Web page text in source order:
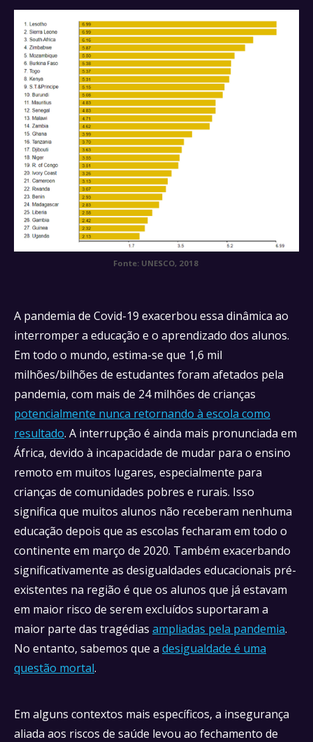
Fonte: UNESCO, 2018
A pandemia de Covid-19 exacerbou essa dinâmica ao
interromper a educação e o aprendizado dos alunos.
Em todo o mundo, estima-se que 1,6 mil
milhões/bilhões de estudantes foram afetados pela
pandemia, com mais de 24 milhões de crianças
potencialmente nunca retornando à escola como
resultado. A interrupção é ainda mais pronunciada em
África, devido à incapacidade de mudar para o ensino
remoto em muitos lugares, especialmente para
crianças de comunidades pobres e rurais. Isso
significa que muitos alunos não receberam nenhuma
educação depois que as escolas fecharam em todo o
continente em março de 2020. Também exacerbando
significativamente as desigualdades educacionais pré-
existentes na região é que os alunos que já estavam
em maior risco de serem excluídos suportaram a
maior parte das tragédias ampliadas pela pandemia.
No entanto, sabemos que a desigualdade é uma
questão mortal.
Em alguns contextos mais específicos, a insegurança
aliada aos riscos de saúde levou ao fechamento de